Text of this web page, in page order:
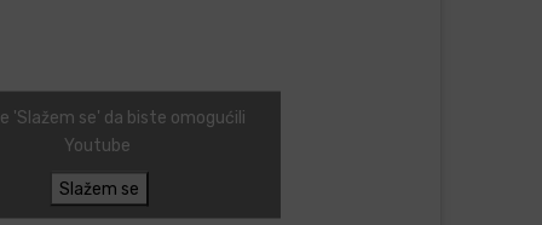
'Slažem se' da biste omogućili
Youtube
Slažem se